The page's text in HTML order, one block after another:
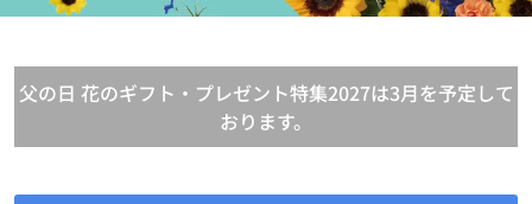
父の日 花のギフト・プレゼント特集2027は3月を予定して
おります。